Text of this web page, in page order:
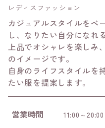
レディスファッション
カジュアルスタイルをベ
し、なりたい自分になれ
上品でオシャレを楽しみ
のイメージです。
自身のライフスタイルを
たい服を提案します。
営業時間 11:00～20:00